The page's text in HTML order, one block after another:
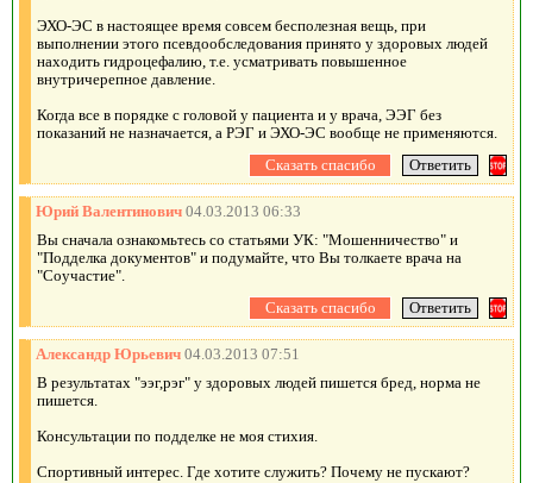
ЭХО-ЭС в настоящее время совсем бесполезная вещь, при
выполнении этого псевдообследования принято у здоровых людей
находить гидроцефалию, т.е. усматривать повышенное
внутричерепное давление.
Когда все в порядке с головой у пациента и у врача, ЭЭГ без
показаний не назначается, а РЭГ и ЭХО-ЭС вообще не применяются.
Юрий Валентинович 04.03.2013 06:33
Вы сначала ознакомьтесь со статьями УК: "Мошенничество" и
"Подделка документов" и подумайте, что Вы толкаете врача на
"Соучастие".
Александр Юрьевич 04.03.2013 07:51
В результатах "ээг,рэг" у здоровых людей пишется бред, норма не
пишется.
Консультации по подделке не моя стихия.
Спортивный интерес. Где хотите служить? Почему не пускают?